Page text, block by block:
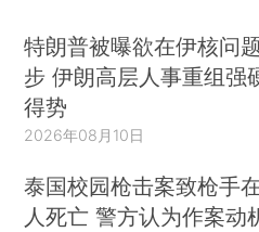
特朗普被曝欲在伊核问
步 伊朗高层人事重组强
得势
2026年08月10日
泰国校园枪击案致枪手
人死亡 警方认为作案动